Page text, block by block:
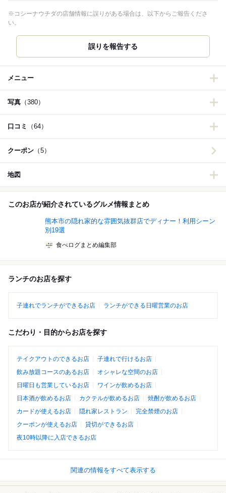
※コシーナウチダの店舗情報に誤りがある場合は、以下からご報告くださ
い。
誤りを報告する
メニュー
写真 （380）
口コミ （64）
クーポン （5）
地図
このお店が紹介されているグルメ情報まとめ
熊本市の隠れ家的な雰囲気抜群店でディナー！利用シーン
別19選
食べログまとめ編集部
ランチのお店を探す
子連れでランチができるお店 ランチができる日曜営業のお店
こだわり・目的からお店を探す
テイクアウトのできるお店
子連れで行けるお店
飲み放題コースのあるお店
オシャレな空間のお店
日曜日も営業しているお店
ワインが飲めるお店
日本酒が飲めるお店
カクテルが飲めるお店
焼酎が飲めるお店
カードが使えるお店
隠れ家レストラン
完全禁煙のお店
クーポンが使えるお店
貸切ができるお店
夜10時以降に入店できるお店
関連の情報をすべて表示する